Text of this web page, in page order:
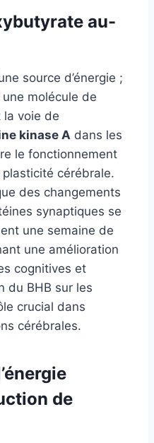
au-
source d’énergie ;
molécule de
la voie de
kinase A dans les
le fonctionnement
cérébrale.
des changements
synaptiques se
une semaine de
une amélioration
cognitives et
du BHB sur les
crucial dans
cérébrales.
de